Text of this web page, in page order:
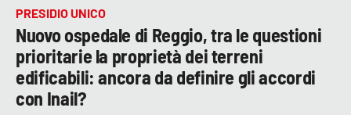
PRESIDIO UNICO
Nuovo ospedale di Reggio, tra le questioni
prioritarie la proprietà dei terreni
edificabili: ancora da definire gli accordi
con Inail?